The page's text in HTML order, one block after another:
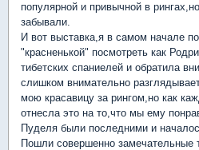
популярной и привычной в
забывали.
И вот выставка,я в самом начале
"красненькой" посмотреть как
тибетских спаниелей и обратила
слишком внимательно
мою красавицу за рингом,но как
отнесла это на то,что мы ему
Пуделя были последними и
Пошли совершенно замечательные